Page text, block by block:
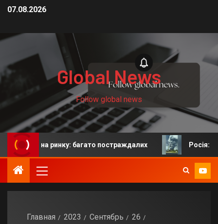
07.08.2026
Global News
Follow global news
на ринку: багато постраждалих Росія: у
Главная 2023 Сентябрь
26